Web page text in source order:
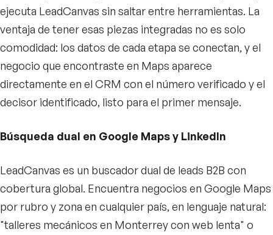
ejecuta LeadCanvas sin saltar entre herramientas. La
ventaja de tener esas piezas integradas no es solo
comodidad: los datos de cada etapa se conectan, y el
negocio que encontraste en Maps aparece
directamente en el CRM con el número verificado y el
decisor identificado, listo para el primer mensaje.
Búsqueda dual en Google Maps y LinkedIn
LeadCanvas es un buscador dual de leads B2B con
cobertura global. Encuentra negocios en Google Maps
por rubro y zona en cualquier país, en lenguaje natural:
"talleres mecánicos en Monterrey con web lenta" o